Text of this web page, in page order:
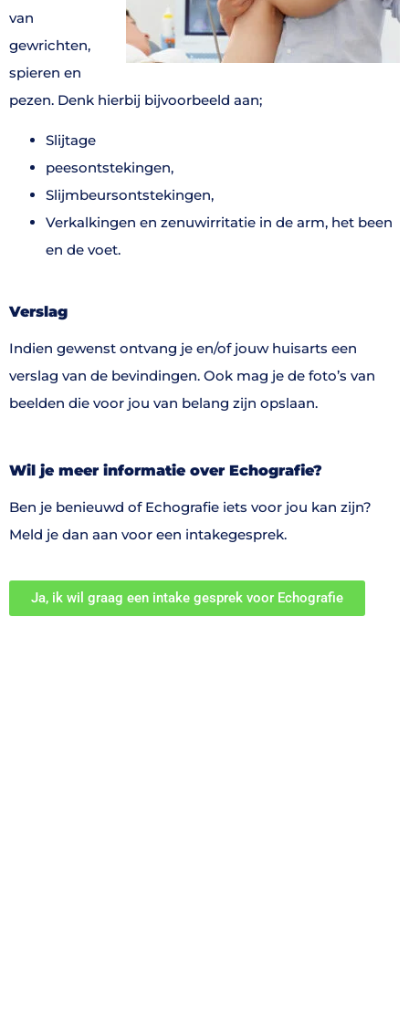
van
gewrichten,
spieren en
pezen. Denk hierbij bijvoorbeeld aan;
Slijtage
peesontstekingen,
Slijmbeursontstekingen,
Verkalkingen en zenuwirritatie in de arm, het been
en de voet.
Verslag
Indien gewenst ontvang je en/of jouw huisarts een
verslag van de bevindingen. Ook mag je de foto’s van
beelden die voor jou van belang zijn opslaan.
Wil je meer informatie over Echografie?
Ben je benieuwd of Echografie iets voor jou kan zijn?
Meld je dan aan voor een intakegesprek.
Ja, ik wil graag een intake gesprek voor Echografie